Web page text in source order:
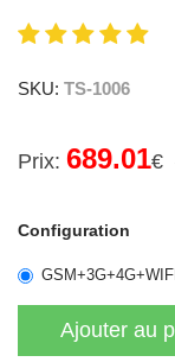
SKU: TS-1006
Prix: 689.01€
Configuration